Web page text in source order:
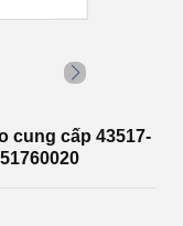
cung cấp 43517-